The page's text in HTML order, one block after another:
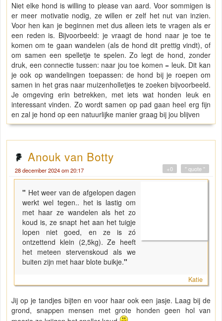
Niet elke hond is willing to please van aard. Voor sommigen is
er meer motivatie nodig, ze willen er zelf het nut van inzien.
Voor hen kan je beginnen met dus alleen iets te vragen als er
een reden is. Bijvoorbeeld: je vraagt de hond naar je toe te
komen om te gaan wandelen (als de hond dit prettig vindt), of
om samen een spelletje te spelen. Zo legt de hond, zonder
druk, een connectie tussen: naar jou toe komen = leuk. Dit kan
je ook op wandelingen toepassen: de hond bij je roepen om
samen in het gras naar muizenholletjes te zoeken bijvoorbeeld.
Je omgeving erin betrekken, met iets wat honden leuk en
interessant vinden. Zo wordt samen op pad gaan heel erg fijn
en zal je hond op een natuurlijke manier graag bij jou blijven
Anouk van Botty
28 december 2024 om 20:17 " quote "
+0
" Het weer van de afgelopen dagen
werkt wel tegen.. het is lastig om
met haar ze wandelen als het zo
koud is, ze snapt het aan het tuigje
lopen niet goed, en ze is zó
ontzettend klein (2,5kg). Ze heeft
het meteen stervenskoud als we
buiten zijn met haar blote buikje."
Katie
Jij op je tandjes bijten en voor haar ook een jasje. Laag bij de
grond, snappen mensen met grote honden geen hol van